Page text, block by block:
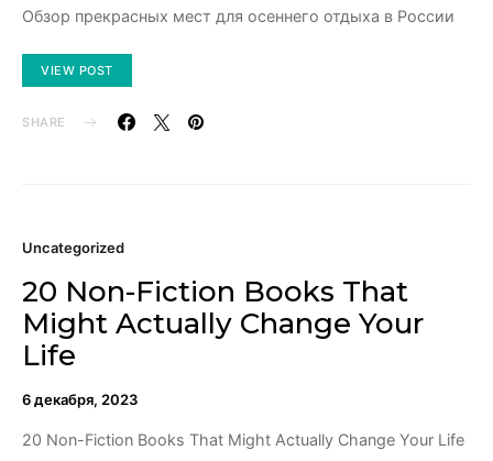
Обзор прекрасных мест для осеннего отдыха в России
VIEW POST
SHARE
Uncategorized
20 Non-Fiction Books That
Might Actually Change Your
Life
6 декабря, 2023
20 Non-Fiction Books That Might Actually Change Your Life